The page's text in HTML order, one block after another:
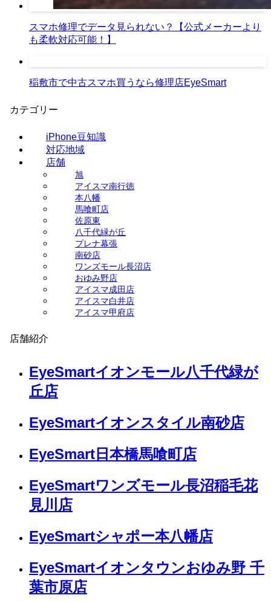
スマホ修理でデータ見られない？【公式メーカーより
も柔軟対応可能！】
稲敷市で中古スマホ買うなら修理店EyeSmart
カテゴリー
iPhone豆知識
対応地域
店舗
旭
アイスマ南行徳
本八幡
馬喰町店
佐原東
八千代緑が丘
プレナ幕張
南砂店
ワンズモール長沼店
おゆみ野店
アイスマ成田店
アイスマ白井店
アイスマ甲府店
店舗紹介
EyeSmartイオンモール八千代緑が
丘店
EyeSmartイオンスタイル南砂店
EyeSmart日本橋馬喰町店
EyeSmartワンズモール長沼稲毛花
見川店
EyeSmartシャポー本八幡店
EyeSmartイオンタウンおゆみ野 千
葉市原店